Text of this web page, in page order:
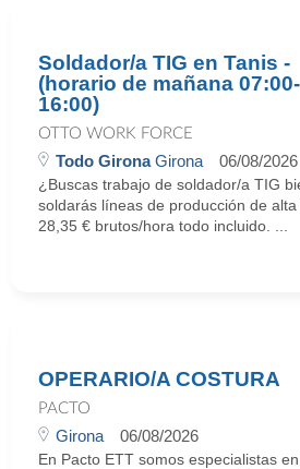
Soldador/a TIG en Tanis -
(horario de mañana 07:00-
16:00)
OTTO WORK FORCE
Todo GironaGirona 06/08/2026
¿Buscas trabajo de soldador/a TIG
soldarás líneas de producción de
28,35 € brutos/hora todo incluido. ...
OPERARIO/A COSTURA
PACTO
Girona 06/08/2026
En Pacto ETT somos especialistas